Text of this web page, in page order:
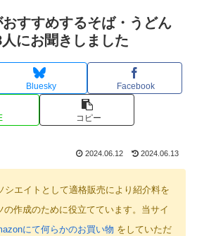
すすめするそば・うどん
にお聞きしました
Bluesky Facebook
コピー
2024.06.12 2024.06.13
シエイトとして適格販売により紹介料を
作成のために役立てています。当サイ
にて何らかのお買い物 をしていただ